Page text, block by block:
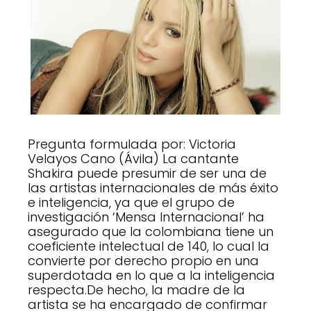
Pregunta formulada por: Victoria
Velayos Cano (Ávila) La cantante
Shakira puede presumir de ser una de
las artistas internacionales de más éxito
e inteligencia, ya que el grupo de
investigación ‘Mensa Internacional’ ha
asegurado que la colombiana tiene un
coeficiente intelectual de 140, lo cual la
convierte por derecho propio en una
superdotada en lo que a la inteligencia
respecta.De hecho, la madre de la
artista se ha encargado de confirmar